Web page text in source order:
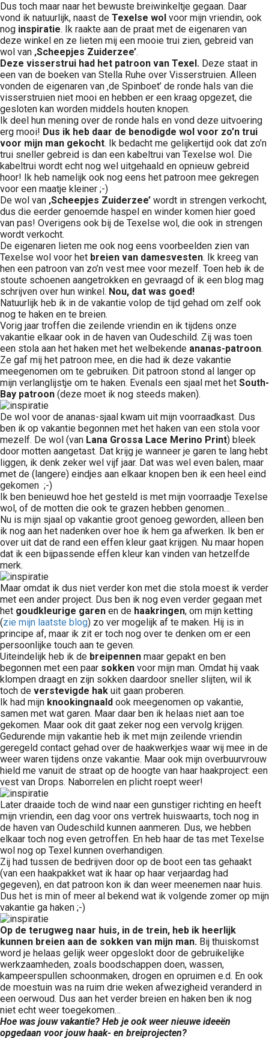
Dus toch maar naar het bewuste breiwinkeltje gegaan. Daar
vond ik natuurlijk, naast de Texelse wol voor mijn vriendin, ook
nog inspiratie. Ik raakte aan de praat met de eigenaren van
deze winkel en ze lieten mij een mooie trui zien, gebreid van
wol van ‚Scheepjes Zuiderzee’.
Deze visserstrui had het patroon van Texel. Deze staat in
een van de boeken van Stella Ruhe over Visserstruien. Alleen
vonden de eigenaren van ‚de Spinboet’ de ronde hals van die
visserstruien niet mooi en hebben er een kraag opgezet, die
gesloten kan worden middels houten knopen.
Ik deel hun mening over de ronde hals en vond deze uitvoering
erg mooi! Dus ik heb daar de benodigde wol voor zo’n trui
voor mijn man gekocht. Ik bedacht me gelijkertijd ook dat zo’n
trui sneller gebreid is dan een kabeltrui van Texelse wol. Die
kabeltrui wordt echt nog wel uitgehaald en opnieuw gebreid
hoor! Ik heb namelijk ook nog eens het patroon mee gekregen
voor een maatje kleiner ;-)
De wol van ‚Scheepjes Zuiderzee’ wordt in strengen verkocht,
dus die eerder genoemde haspel en winder komen hier goed
van pas! Overigens ook bij de Texelse wol, die ook in strengen
wordt verkocht.
De eigenaren lieten me ook nog eens voorbeelden zien van
Texelse wol voor het breien van damesvesten. Ik kreeg van
hen een patroon van zo’n vest mee voor mezelf. Toen heb ik de
stoute schoenen aangetrokken en gevraagd of ik een blog mag
schrijven over hun winkel. Nou, dat was goed!
Natuurlijk heb ik in de vakantie volop de tijd gehad om zelf ook
nog te haken en te breien.
Vorig jaar troffen die zeilende vriendin en ik tijdens onze
vakantie elkaar ook in de haven van Oudeschild. Zij was toen
een stola aan het haken met het welbekende ananas-patroon.
Ze gaf mij het patroon mee, en die had ik deze vakantie
meegenomen om te gebruiken. Dit patroon stond al langer op
mijn verlanglijstje om te haken. Evenals een sjaal met het South-
Bay patroon (deze moet ik nog steeds maken).
De wol voor de ananas-sjaal kwam uit mijn voorraadkast. Dus
ben ik op vakantie begonnen met het haken van een stola voor
mezelf. De wol (van Lana Grossa Lace Merino Print) bleek
door motten aangetast. Dat krijg je wanneer je garen te lang hebt
liggen, ik denk zeker wel vijf jaar. Dat was wel even balen, maar
met de (langere) eindjes aan elkaar knopen ben ik een heel eind
gekomen ;-)
Ik ben benieuwd hoe het gesteld is met mijn voorraadje Texelse
wol, of de motten die ook te grazen hebben genomen…
Nu is mijn sjaal op vakantie groot genoeg geworden, alleen ben
ik nog aan het nadenken over hoe ik hem ga afwerken. Ik ben er
over uit dat de rand een effen kleur gaat krijgen. Nu maar hopen
dat ik een bijpassende effen kleur kan vinden van hetzelfde
merk.
Maar omdat ik dus niet verder kon met die stola moest ik verder
met een ander project. Dus ben ik nog even verder gegaan met
het goudkleurige garen en de haakringen, om mijn ketting
(zie mijn laatste blog) zo ver mogelijk af te maken. Hij is in
principe af, maar ik zit er toch nog over te denken om er een
persoonlijke touch aan te geven.
Uiteindelijk heb ik de breipennen maar gepakt en ben
begonnen met een paar sokken voor mijn man. Omdat hij vaak
klompen draagt en zijn sokken daardoor sneller slijten, wil ik
toch de verstevigde hak uit gaan proberen.
Ik had mijn knookingnaald ook meegenomen op vakantie,
samen met wat garen. Maar daar ben ik helaas niet aan toe
gekomen. Maar ook dit gaat zeker nog een vervolg krijgen.
Gedurende mijn vakantie heb ik met mijn zeilende vriendin
geregeld contact gehad over de haakwerkjes waar wij mee in de
weer waren tijdens onze vakantie. Maar ook mijn overbuurvrouw
hield me vanuit de straat op de hoogte van haar haakproject: een
vest van Drops. Naborrelen en plicht roept weer!
Later draaide toch de wind naar een gunstiger richting en heeft
mijn vriendin, een dag voor ons vertrek huiswaarts, toch nog in
de haven van Oudeschild kunnen aanmeren. Dus, we hebben
elkaar toch nog even getroffen. En heb haar de tas met Texelse
wol nog op Texel kunnen overhandigen.
Zij had tussen de bedrijven door op de boot een tas gehaakt
(van een haakpakket wat ik haar op haar verjaardag had
gegeven), en dat patroon kon ik dan weer meenemen naar huis.
Dus het is min of meer al bekend wat ik volgende zomer op mijn
vakantie ga haken ;-)
Op de terugweg naar huis, in de trein, heb ik heerlijk
kunnen breien aan de sokken van mijn man. Bij thuiskomst
word je helaas gelijk weer opgeslokt door de gebruikelijke
werkzaamheden, zoals boodschappen doen, wassen,
kampeerspullen schoonmaken, drogen en opruimen e.d. En ook
de moestuin was na ruim drie weken afwezigheid veranderd in
een oerwoud. Dus aan het verder breien en haken ben ik nog
niet echt weer toegekomen…
Hoe was jouw vakantie? Heb je ook weer nieuwe ideeën
opgedaan voor jouw haak- en breiprojecten?